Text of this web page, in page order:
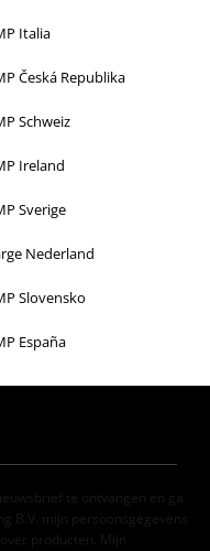
Italia
Česká Republika
Schweiz
Ireland
Sverige
Nederland
Slovensko
España
T-shirts
te ontvangen en ga
B.V. mijn persoonsgegevens
producten. Mijn